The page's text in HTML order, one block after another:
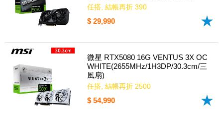
任搭, 結帳再折 390
$ 29,990
微星 RTX5080 16G VENTUS 3X OC
WHITE(2655MHz/1H3DP/30.3cm/三
風扇)
任搭, 結帳再折 2500
$ 54,990